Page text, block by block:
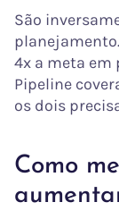
São
4x a meta em
Pipeline
os dois
Como